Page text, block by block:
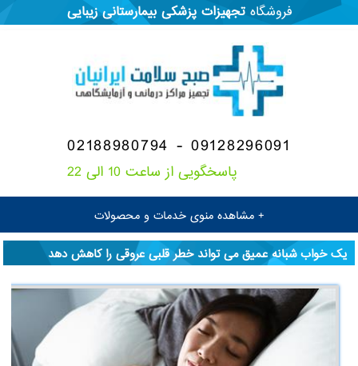
فروشگاهتجهیزات پزشکیبیمارستانیزیبایی
02188980794 - 09128296091
پاسخگویی از ساعت 10 الی 22
+ مشاهده منوی خدمات و محصولات
یک خواب شبانه عمیق می تواند خطر قلبی عروقی را کاهش دهد